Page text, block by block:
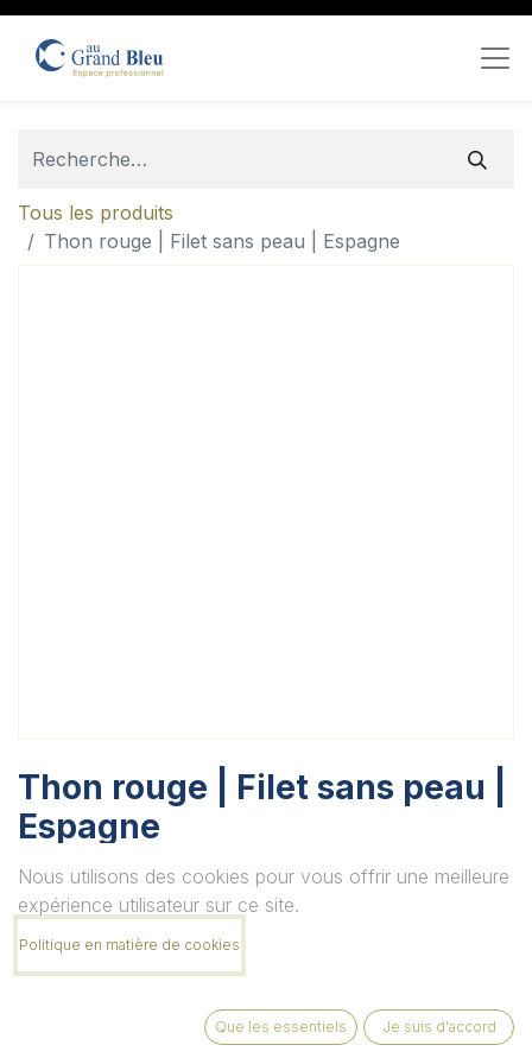
Tous les produits
Thon rouge | Filet sans peau | Espagne
Thon rouge | Filet sans peau |
Espagne
Unité
Quantité
Nous utilisons des cookies pour vous offrir une meilleure
expérience utilisateur sur ce site.
Politique en matière de cookies
Que les essentiels Je suis d'accord